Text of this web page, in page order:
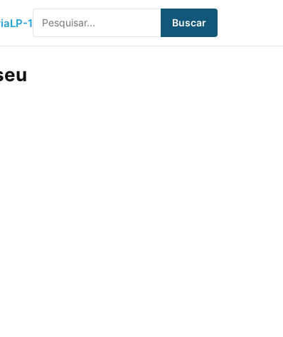
LP-1 Buscar